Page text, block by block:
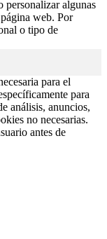
personalizar algunas
web. Por
o tipo de
para el
para
análisis, anuncios,
no necesarias.
antes de